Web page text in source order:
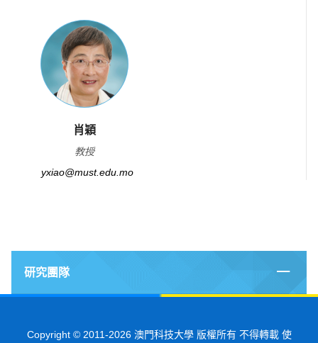
肖穎
教授
yxiao@must.edu.mo
研究團隊
Copyright © 2011-2026 澳門科技大學 版權所有 不得轉載 使